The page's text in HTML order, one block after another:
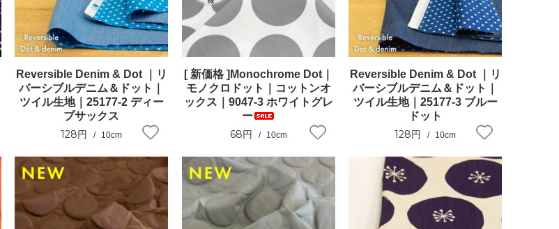
Reversible Denim & Dot ｜リ
バーシブルデニム＆ドット｜
ツイル生地｜25177-2 ディー
プサックス
128円 10cm
[ 新価格 ]Monochrome Dot｜
モノクロドット｜コットンオ
ックス｜9047-3 ホワイトグレ
ー
68円 10cm
Reversible Denim & Dot ｜リ
バーシブルデニム＆ドット｜
ツイル生地｜25177-3 ブルー
ドット
128円 10cm